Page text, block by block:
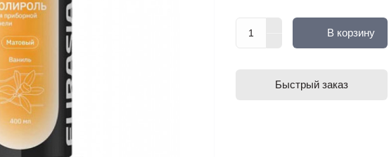
В корзину
Быстрый заказ